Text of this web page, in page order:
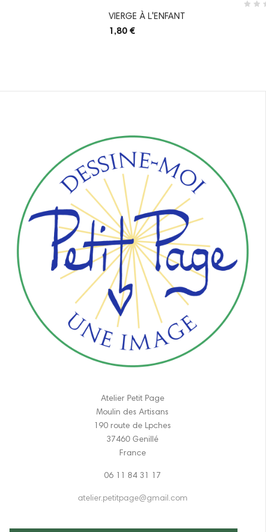
VIERGE À L'ENFANT
1,80 €
Atelier Petit Page
Moulin des Artisans
190 route de Lpches
37460 Genillé
France
06 11 84 31 17
atelier.petitpage@gmail.com